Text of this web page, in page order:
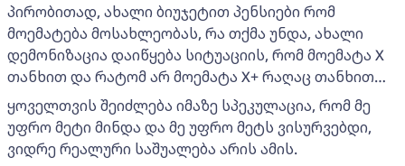
პირობითად, ახალი ბიუჯეტით პენსიები რომ
მოემატება მოსახლეობას, რა თქმა უნდა, ახალი
დემონიზაცია დაიწყება სიტუაციის, რომ მოემატა X
თანხით და რატომ არ მოემატა X+ რაღაც თანხით…
ყოველთვის შეიძლება იმაზე სპეკულაცია, რომ მე
უფრო მეტი მინდა და მე უფრო მეტს ვისურვებდი,
ვიდრე რეალური საშუალება არის ამის.